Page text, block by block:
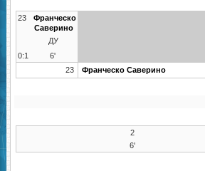
23
Франческо
Саверино
ДУ
0:1
6'
23
Франческо Саверино
2
6'